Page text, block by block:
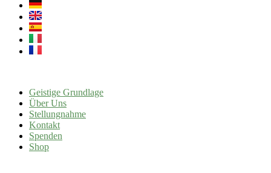
Geistige Grundlage
Über Uns
Stellungnahme
Kontakt
Spenden
Shop